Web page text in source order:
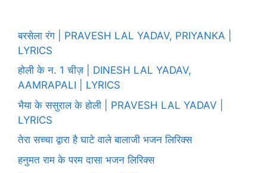
बरसेला रंग | PRAVESH LAL YADAV, PRIYANKA |
LYRICS
होली के न. 1 चीज़ | DINESH LAL YADAV,
AAMRAPALI | LYRICS
भैया के ससुराल के होली | PRAVESH LAL YADAV |
LYRICS
तेरा सच्चा द्वारा है घाटे वाले बालाजी भजन लिरिक्स
हनुमत राम के परम दासा भजन लिरिक्स